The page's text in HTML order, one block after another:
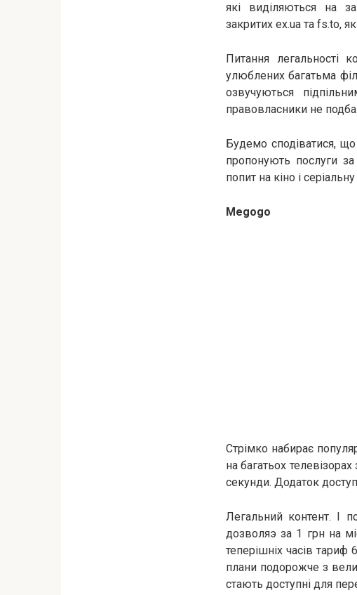
які виділяються на
закритих ex.ua та fs.to,
Питання легальності
улюблених багатьма
озвучуються
правовласники не
Будемо сподіватися,
пропонують послуги
попит на кіно і
Megogo
Стрімко набирає
на багатьох
секунди. Додаток
Легальний контент. І
дозволяэ за 1 грн на
теперішніх часів
плани подорожче з
стають доступні для